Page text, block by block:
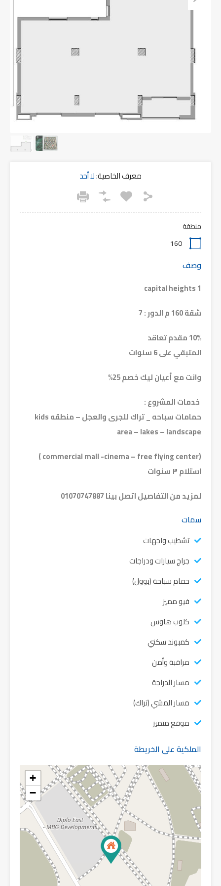
معرف الخاصية:لا أحد
منطقة
160
وصف
capital heights 1
شقة 160 م الدور : 7
10% مقدم تعاقد
المتبقي على 6 سنوات
وانت مع أعيان ليك خصم 25%
خدمات المشروع :
حمامات سباحه _ تراك للجرى والعجل – منطقه kids
area – lakes – landscape
(commercial mall -cinema – free flying center )
استلام ٣ سنوات
لمزيد من التفاصيل اتصل بينا 01070747887
سمات
تشطيب واجهات
جراج سيارات ودراجات
حمام سباحة (بوول)
فيو مميز
كلوب هاوس
كمبوند سكني
مراقبة وأمن
مسار الدراجة
مسار المشي (تراك)
موقع متميز
الملكية على الخريطة
+
−